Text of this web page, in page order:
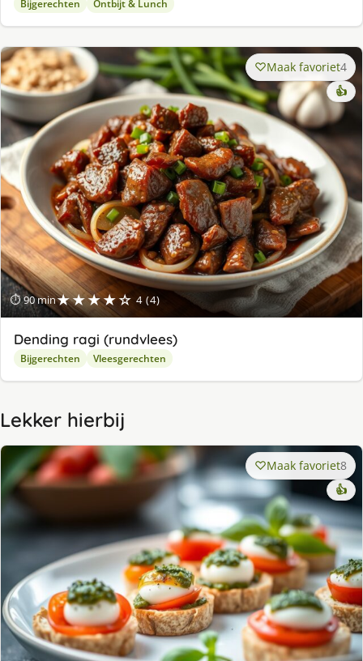
Bijgerechten Ontbijt & Lunch
⏱ 90 min★★★★☆ 4 (4)
Maak favoriet4
👍
Dending ragi (rundvlees)
Bijgerechten Vleesgerechten
Lekker hierbij
Maak favoriet8
👍